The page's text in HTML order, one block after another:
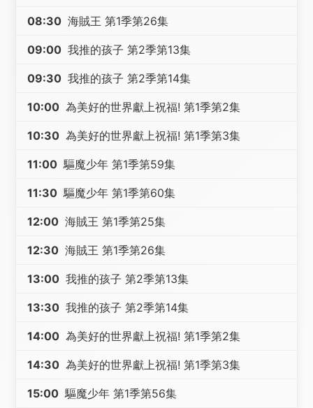
08:30 海賊王 第1季第26集
09:00 我推的孩子 第2季第13集
09:30 我推的孩子 第2季第14集
10:00 為美好的世界獻上祝福! 第1季第2集
10:30 為美好的世界獻上祝福! 第1季第3集
11:00 驅魔少年 第1季第59集
11:30 驅魔少年 第1季第60集
12:00 海賊王 第1季第25集
12:30 海賊王 第1季第26集
13:00 我推的孩子 第2季第13集
13:30 我推的孩子 第2季第14集
14:00 為美好的世界獻上祝福! 第1季第2集
14:30 為美好的世界獻上祝福! 第1季第3集
15:00 驅魔少年 第1季第56集